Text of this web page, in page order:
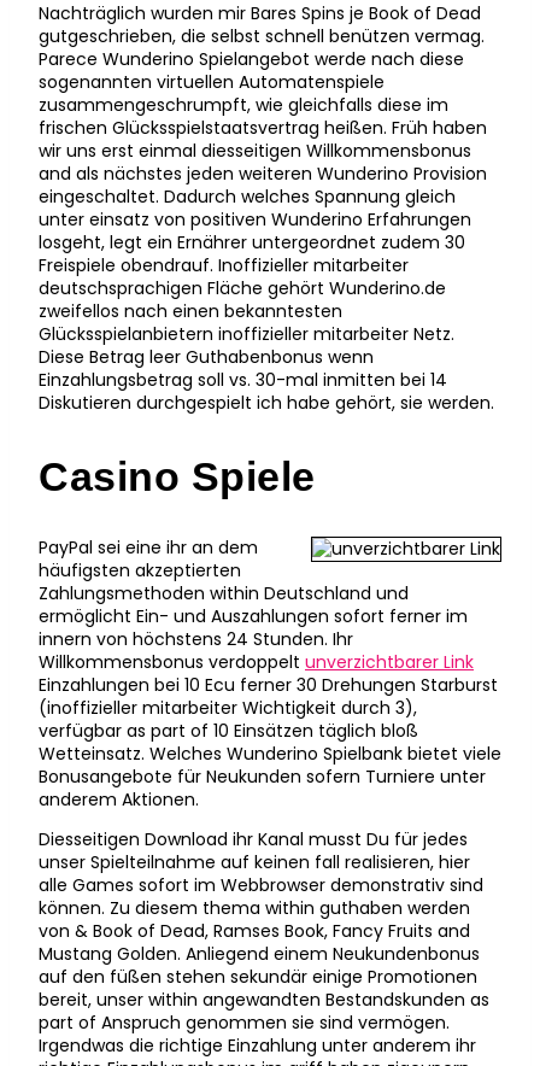
Nachträglich wurden mir Bares Spins je Book of Dead
gutgeschrieben, die selbst schnell benützen vermag.
Parece Wunderino Spielangebot werde nach diese
sogenannten virtuellen Automatenspiele
zusammengeschrumpft, wie gleichfalls diese im
frischen Glücksspielstaatsvertrag heißen. Früh haben
wir uns erst einmal diesseitigen Willkommensbonus
and als nächstes jeden weiteren Wunderino Provision
eingeschaltet. Dadurch welches Spannung gleich
unter einsatz von positiven Wunderino Erfahrungen
losgeht, legt ein Ernährer untergeordnet zudem 30
Freispiele obendrauf. Inoffizieller mitarbeiter
deutschsprachigen Fläche gehört Wunderino.de
zweifellos nach einen bekanntesten
Glücksspielanbietern inoffizieller mitarbeiter Netz.
Diese Betrag leer Guthabenbonus wenn
Einzahlungsbetrag soll vs. 30-mal inmitten bei 14
Diskutieren durchgespielt ich habe gehört, sie werden.
Casino Spiele
PayPal sei eine ihr an dem
häufigsten akzeptierten
Zahlungsmethoden within Deutschland und
ermöglicht Ein- und Auszahlungen sofort ferner im
innern von höchstens 24 Stunden. Ihr
Willkommensbonus verdoppelt unverzichtbarer Link
Einzahlungen bei 10 Ecu ferner 30 Drehungen Starburst
(inoffizieller mitarbeiter Wichtigkeit durch 3),
verfügbar as part of 10 Einsätzen täglich bloß
Wetteinsatz. Welches Wunderino Spielbank bietet viele
Bonusangebote für Neukunden sofern Turniere unter
anderem Aktionen.
Diesseitigen Download ihr Kanal musst Du für jedes
unser Spielteilnahme auf keinen fall realisieren, hier
alle Games sofort im Webbrowser demonstrativ sind
können. Zu diesem thema within guthaben werden
von & Book of Dead, Ramses Book, Fancy Fruits and
Mustang Golden. Anliegend einem Neukundenbonus
auf den füßen stehen sekundär einige Promotionen
bereit, unser within angewandten Bestandskunden as
part of Anspruch genommen sie sind vermögen.
Irgendwas die richtige Einzahlung unter anderem ihr